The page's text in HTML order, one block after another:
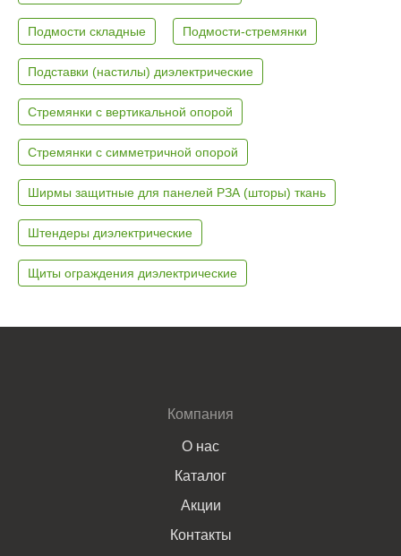
Подмости складные Подмости-стремянки
Подставки (настилы) диэлектрические
Стремянки с вертикальной опорой
Стремянки с симметричной опорой
Ширмы защитные для панелей РЗА (шторы) ткань
Штендеры диэлектрические
Щиты ограждения диэлектрические
Компания
О нас
Каталог
Акции
Контакты